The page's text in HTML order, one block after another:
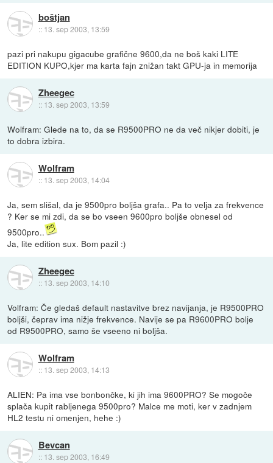
boštjan
:: 13. sep 2003, 13:59
pazi pri nakupu gigacube grafične 9600,da ne boš kaki LITE
EDITION KUPO,kjer ma karta fajn znižan takt GPU-ja in memorija
Zheegec
:: 13. sep 2003, 13:59
Wolfram: Glede na to, da se R9500PRO ne da več nikjer dobiti, je
to dobra izbira.
Wolfram
:: 13. sep 2003, 14:04
Ja, sem slišal, da je 9500pro boljša grafa.. Pa to velja za frekvence
? Ker se mi zdi, da se bo vseen 9600pro boljše obnesel od
9500pro..
Ja, lite edition sux. Bom pazil :)
Zheegec
:: 13. sep 2003, 14:10
Volfram: Če gledaš default nastavitve brez navijanja, je R9500PRO
boljši, čeprav ima nižje frekvence. Navije se pa R9600PRO bolje
od R9500PRO, samo še vseeno ni boljša.
Wolfram
:: 13. sep 2003, 14:13
ALIEN: Pa ima vse bonbončke, ki jih ima 9600PRO? Se mogoče
splača kupit rabljenega 9500pro? Malce me moti, ker v zadnjem
HL2 testu ni omenjen, hehe :)
Bevcan
:: 13. sep 2003, 16:49